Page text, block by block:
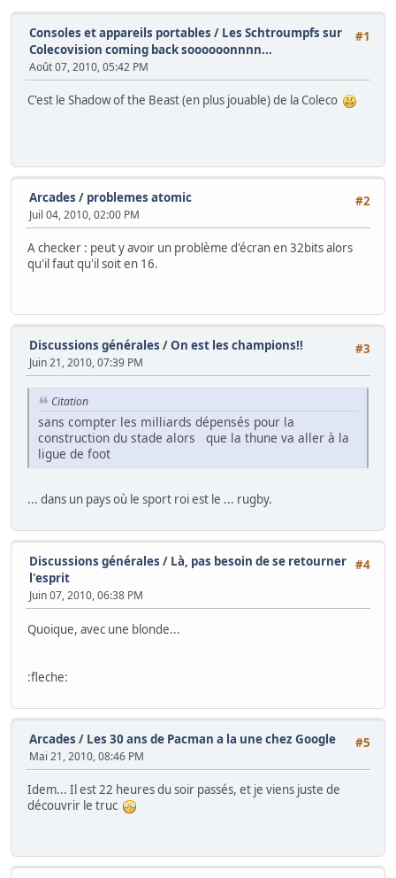
#1
Consoles et appareils portables / Les Schtroumpfs sur
Colecovision coming back soooooonnnn...
Août 07, 2010, 05:42 PM
C'est le Shadow of the Beast (en plus jouable) de la Coleco
#2
Arcades / problemes atomic
Juil 04, 2010, 02:00 PM
A checker : peut y avoir un problème d'écran en 32bits alors
qu'il faut qu'il soit en 16.
#3
Discussions générales /On est les champions!!
Juin 21, 2010, 07:39 PM
Citation
sans compter les milliards dépensés pour la
construction du stade alors que la thune va aller à la
ligue de foot
... dans un pays où le sport roi est le ... rugby.
#4
Discussions générales / Là, pas besoin de se retourner
l'esprit
Juin 07, 2010, 06:38 PM
Quoique, avec une blonde...
:fleche:
#5
Arcades / Les 30 ans de Pacman a la une chez Google
Mai 21, 2010, 08:46 PM
Idem... Il est 22 heures du soir passés, et je viens juste de
découvrir le truc